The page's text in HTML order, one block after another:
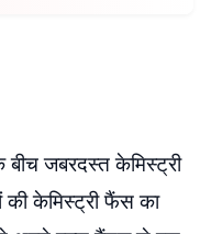
जबरदस्त केमिस्ट्री
की केमिस्ट्री फैंस का